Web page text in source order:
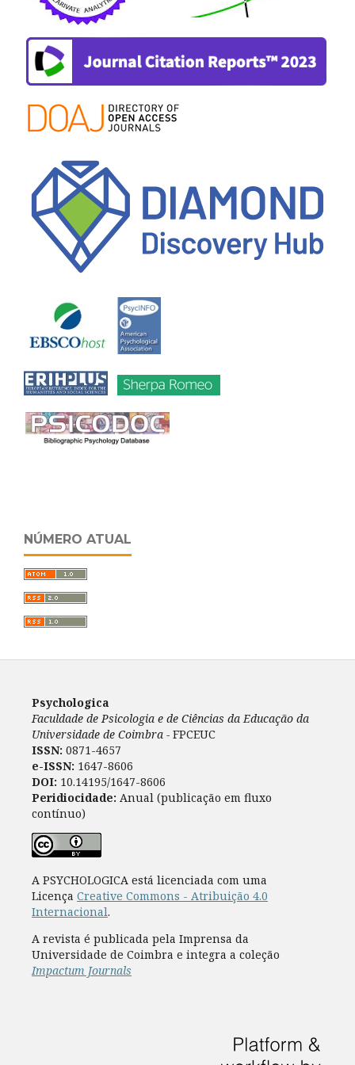
NÚMERO ATUAL
Psychologica
Faculdade de Psicologia e de Ciências da Educação da
Universidade de Coimbra - FPCEUC
ISSN: 0871-4657
e-ISSN: 1647-8606
DOI: 10.14195/1647-8606
Peridiocidade: Anual (publicação em fluxo
contínuo)
A PSYCHOLOGICA está licenciada com uma
Licença Creative Commons - Atribuição 4.0
Internacional.
A revista é publicada pela Imprensa da
Universidade de Coimbra e integra a coleção
Impactum Journals